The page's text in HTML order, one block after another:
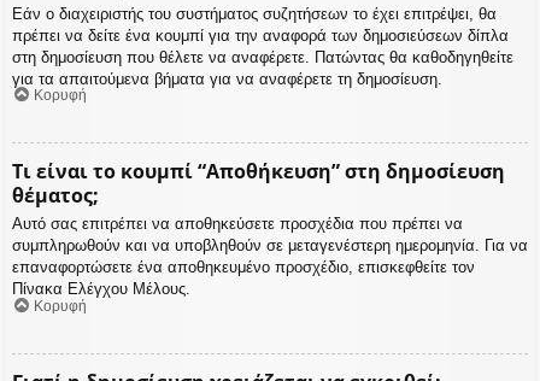
Εάν ο διαχειριστής του συστήματος συζητήσεων το έχει επιτρέψει, θα
πρέπει να δείτε ένα κουμπί για την αναφορά των δημοσιεύσεων δίπλα
στη δημοσίευση που θέλετε να αναφέρετε. Πατώντας θα καθοδηγηθείτε
για τα απαιτούμενα βήματα για να αναφέρετε τη δημοσίευση.
Κορυφή
Τι είναι το κουμπί “Αποθήκευση” στη δημοσίευση
θέματος;
Αυτό σας επιτρέπει να αποθηκεύσετε προσχέδια που πρέπει να
συμπληρωθούν και να υποβληθούν σε μεταγενέστερη ημερομηνία. Για να
επαναφορτώσετε ένα αποθηκευμένο προσχέδιο, επισκεφθείτε τον
Πίνακα Ελέγχου Μέλους.
Κορυφή